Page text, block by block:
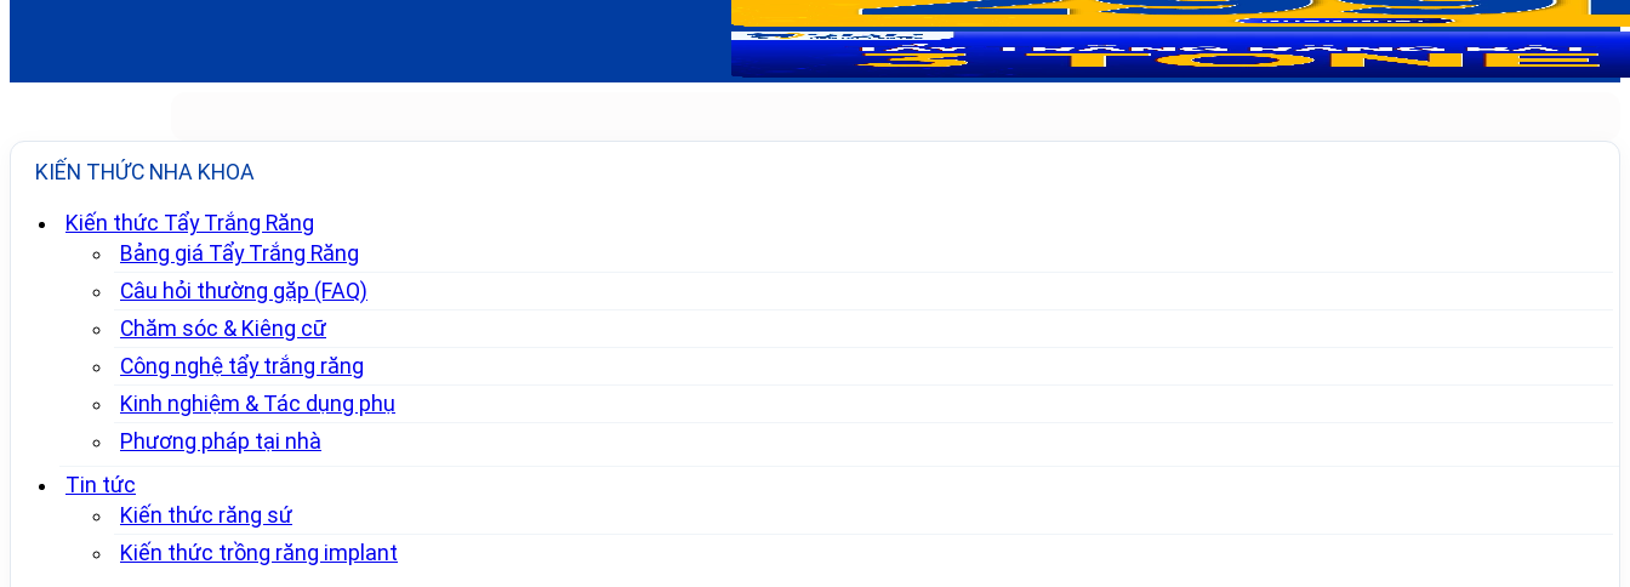
KIẾN THỨC NHA KHOA
Kiến thức Tẩy Trắng Răng
Bảng giá Tẩy Trắng Răng
Câu hỏi thường gặp (FAQ)
Chăm sóc & Kiêng cữ
Công nghệ tẩy trắng răng
Kinh nghiệm & Tác dụng phụ
Phương pháp tại nhà
Tin tức
Kiến thức răng sứ
Kiến thức trồng răng implant